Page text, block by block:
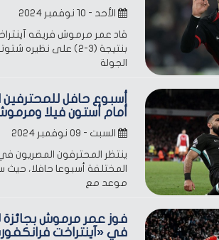
الأحد - ١٠ نوفمبر ٢٠٢٤
قاد عمر مرموش فريقه
بنتيجة (3-2) على
الجولة
أسبوع حافل للمحترفين
أمام أستون فيلا
السبت - ٠٩ نوفمبر ٢٠٢٤
ينتظر المحترفون المصريون في
المختلفة أسبوعا حافلا،
موعد مع
فوز عمر مرموش بجائزة
في «آينتراخت